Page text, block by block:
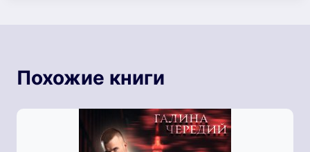
Похожие книги